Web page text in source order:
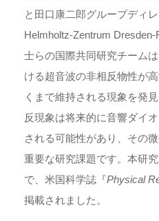
と田口康二郎グループディ
Helmholtz-Zentrum
士らの国際共同研究チーム
ける超音波の非相反物性が
くまで維持される現象を発
反現象は将来的に音響ダイ
される可能性があり、その
重要な研究課題です。本研
で、米国科学誌『Physical
掲載されました。